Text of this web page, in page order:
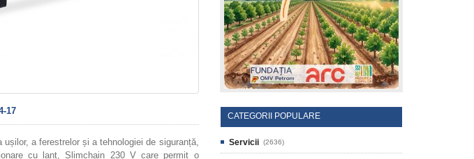
17
a ferestrelor și a tehnologiei de siguranță,
cu lanț, Slimchain 230 V care permit o
CATEGORII POPULARE
Servicii (2636)